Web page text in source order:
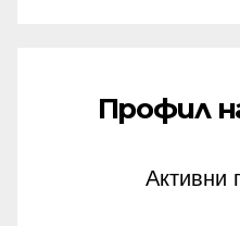
Профил
Активни